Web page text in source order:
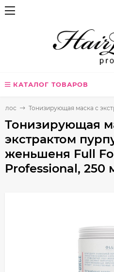
КАТАЛОГ ТОВАРОВ
Тонизирующая маска с
Тонизирующая
экстрактом
женьшеня Full
Professional, 250